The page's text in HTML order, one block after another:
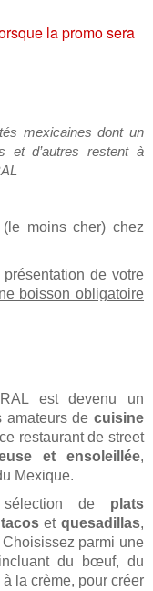
la promo sera
mexicaines dont un
et d’autres restent à
(le moins cher) chez
de votre
boisson obligatoire
est devenu un
amateurs de cuisine
restaurant de street
et ensoleillée,
Mexique.
de plats
tacosetquesadillas,
parmi une
du bœuf, du
la crème, pour créer